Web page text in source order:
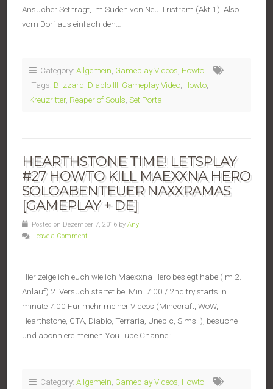
Ansucher Set tragt, im Süden von Neu Tristram (Akt 1). Also
vom Dorf aus einfach den…
Category: Allgemein Gameplay Videos Howto
Tags: Blizzard Diablo III Gameplay Video Howto
Kreuzritter, Reaper of Souls Set Portal
HEARTHSTONE TIME! LETSPLAY
#27 HOWTO KILL MAEXXNA HERO
SOLOABENTEUER NAXXRAMAS
[GAMEPLAY + DE]
Posted on Dezember 7, 2016 by Any
Leave a Comment
Hier zeige ich euch wie ich Maexxna Hero besiegt habe (im 2.
Anlauf) 2. Versuch startet bei Min. 7:00 / 2nd try starts in
minute 7:00 Für mehr meiner Videos (Minecraft, WoW,
Hearthstone, GTA, Diablo, Terraria, Unepic, Sims..), besuche
und abonniere meinen YouTube Channel:
Category: Allgemein Gameplay Videos Howto